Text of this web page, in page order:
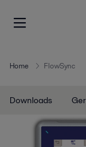
Home FlowSync
Downloads